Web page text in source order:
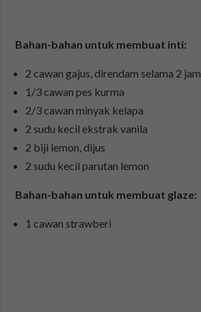
Bahan-bahan untuk membuat inti:
2 cawan gajus, direndam selama 2 jam
1/3 cawan pes kurma
2/3 cawan minyak kelapa
2 sudu kecil ekstrak vanila
2 biji lemon, dijus
2 sudu kecil parutan lemon
Bahan-bahan untuk membuat glaze:
1 cawan strawberi